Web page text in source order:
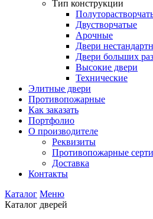
Тип конструкции
Двустворчатые
Арочные
Двери
Двери больших
Высокие двери
Технические
Элитные двери
Противопожарные
Как заказать
Портфолио
О производителе
Реквизиты
Противопожарные
Доставка
Контакты
Каталог Меню
Каталог дверей